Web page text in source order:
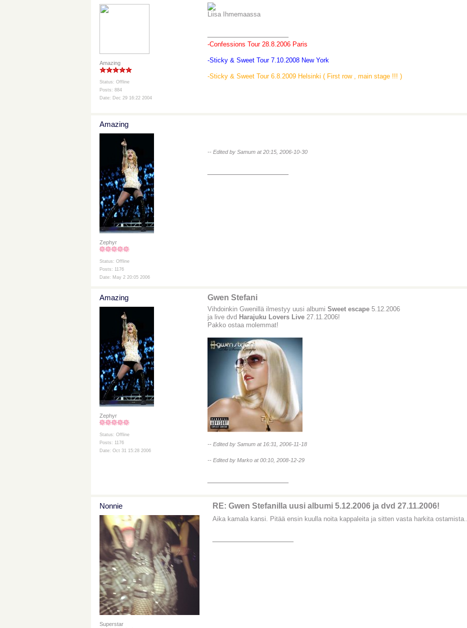
Amazing
Status: Offline
Posts: 884
Date: Dec 29 16:22 2004
Liisa Ihmemaassa
-Confessions Tour 28.8.2006 Paris
-Sticky & Sweet Tour 7.10.2008 New York
-Sticky & Sweet Tour 6.8.2009 Helsinki ( First row , main stage !!! )
Amazing
Zephyr
Status: Offline
Posts: 1176
Date: May 2 20:05 2006
-- Edited by Samum at 20:15, 2006-10-30
Amazing
Zephyr
Status: Offline
Posts: 1176
Date: Oct 31 15:28 2006
Gwen Stefani
Vihdoinkin Gwenillä ilmestyy uusi albumi Sweet escape 5.12.2006
ja live dvd Harajuku Lovers Live 27.11.2006!
Pakko ostaa molemmat!
-- Edited by Samum at 16:31, 2006-11-18
-- Edited by Marko at 00:10, 2008-12-29
Nonnie
Superstar
RE: Gwen Stefanilla uusi albumi 5.12.2006 ja dvd 27.11.2006!
Aika kamala kansi. Pitää ensin kuulla noita kappaleita ja sitten vasta harkita ostamista..